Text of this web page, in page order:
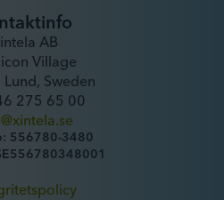
AB
Village
Sweden
275 65 00
556780-3480